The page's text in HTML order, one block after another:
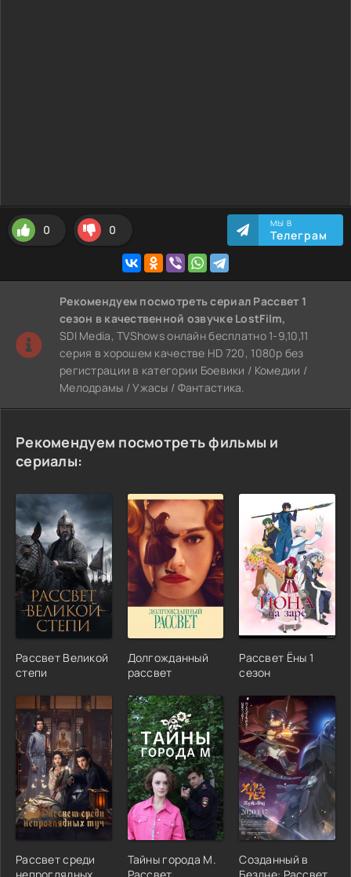
0 0 МЫ В
Телеграм
Рекомендуем посмотреть сериал Рассвет 1
сезон в качественной озвучке LostFilm,
SDI Media, TVShows онлайн бесплатно 1-9,10,11
серия в хорошем качестве HD 720, 1080p без
регистрации в категории Боевики / Комедии /
Мелодрамы / Ужасы / Фантастика.
Рекомендуем посмотреть фильмы и
сериалы:
Рассвет Великой
степи
Долгожданный
рассвет
Рассвет Ёны 1
сезон
Рассвет среди
Тайны города М.
Созданный в